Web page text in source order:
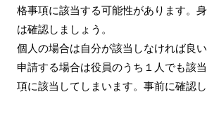
格事項に該当する可能性があります。
は確認しましょう。
個人の場合は自分が該当しなければ良
申請する場合は役員のうち１人でも該
項に該当してしまいます。事前に確認し